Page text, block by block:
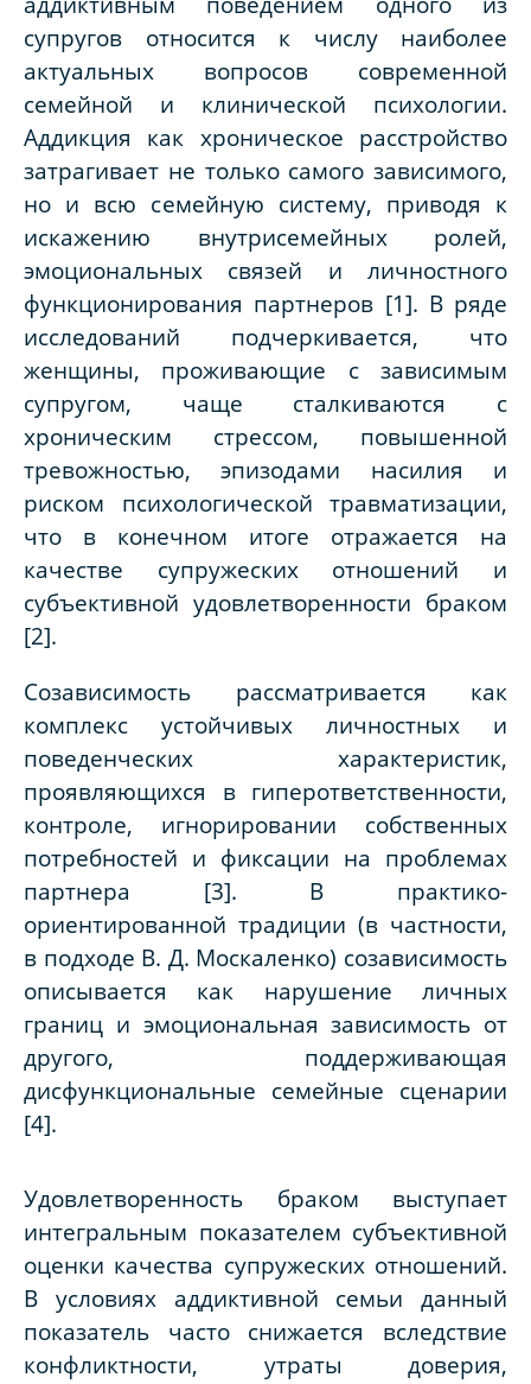
супругов относится к числу наиболее
актуальных вопросов современной
семейной и клинической психологии.
Аддикция как хроническое расстройство
затрагивает не только самого зависимого,
но и всю семейную систему, приводя к
искажению внутрисемейных ролей,
эмоциональных связей и личностного
функционирования партнеров [1]. В ряде
исследований подчеркивается, что
женщины, проживающие с зависимым
супругом, чаще сталкиваются с
хроническим стрессом, повышенной
тревожностью, эпизодами насилия и
риском психологической травматизации,
что в конечном итоге отражается на
качестве супружеских отношений и
субъективной удовлетворенности браком
[2].
Созависимость рассматривается как
комплекс устойчивых личностных и
поведенческих характеристик,
проявляющихся в гиперответственности,
контроле, игнорировании собственных
потребностей и фиксации на проблемах
партнера [3]. В практико-
ориентированной традиции (в частности,
в подходе В. Д. Москаленко) созависимость
описывается как нарушение личных
границ и эмоциональная зависимость от
другого, поддерживающая
дисфункциональные семейные сценарии
[4].
Удовлетворенность браком выступает
интегральным показателем субъективной
оценки качества супружеских отношений.
В условиях аддиктивной семьи данный
показатель часто снижается вследствие
конфликтности, утраты доверия,